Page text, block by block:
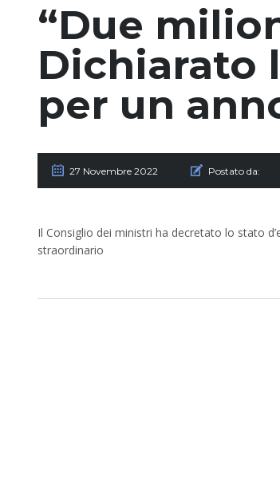
“Due
Dichiarato
per un
27 Novembre 2022 Postato da:
Il Consiglio dei ministri ha decretato lo stato
straordinario